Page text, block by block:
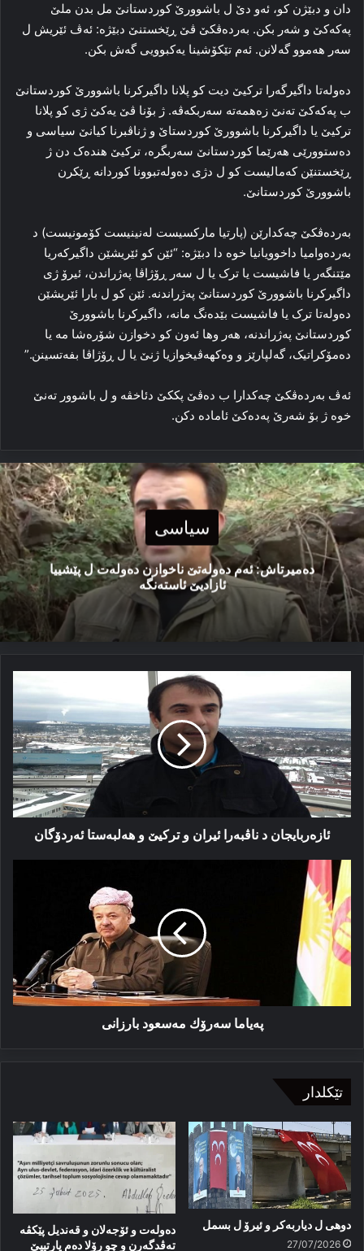
دان و دبێژن کو، ئه‌و دێ ل باشوورێ کوردستانێ مل بدن ملێ
پەکەکێ و شه‌ر بکن. به‌رده‌ڤکێ ڤێ ڕێخستنێ دبێژه‌: ئه‌ڤ ئێریش ل
سه‌ر هه‌موو گه‌لانن. ئه‌م تێکۆشینا یه‌کبوویی گه‌ش بکن.
ده‌وله‌تا داگیرگه‌را تركیێ دیت کو پلانا داگیرکرنا باشوورێ کوردستانێ
ب پەکەکێ ته‌نێ زه‌همه‌ته‌ سەربكەڤە. ژ بۆنا ڤێ یه‌کێ ژی كو پلانا
تركیێ یا داگیركرنا باشوورێ كوردستاێ و ژناڤبرنا كیانێ سیاسی و
دەستوورێی ھەرێما كوردستانێ سەربگرە، تركیێ هنده‌ک دن ژ
ڕێخستنێن که‌مالیست کو ل دژی ده‌وله‌تبوونا کوردانه‌ ڕێکرن
باشوورێ كوردستانێ.
به‌رده‌ڤکێ چه‌کدارێن (پارتیا مارکسیست له‌نینیست کۆمونیست) د
به‌رده‌وامیا داخوویانیا خوه‌ دا دبێژه‌: “ئێن کو ئێریشێن داگیرکه‌ریا
مێتنگه‌ر یا فاشیست یا ترک یا ل سه‌ر ڕۆژاڤا په‌ژراندن، ئیرۆ ژی
داگیرکرنا باشوورێ کوردستانێ په‌ژراندنه‌. ئێن کو ل بارا ئێریشێن
ده‌وله‌تا ترک یا فاشیست بێده‌نگ مانه‌، داگیرکرنا باشوورێ
کوردستانێ په‌ژراندنه‌، هه‌ر وها ئه‌ون کو دخوازن شۆره‌شا‌ مه‌ یا
ده‌مۆکراتیک، گه‌لپارێز و وه‌کهه‌ڤیخوازیا ژنێ یا ل ڕۆژاڤا بفه‌تسینن.”
ئه‌ڤ به‌رده‌ڤکێ چه‌کدارا ب ده‌ڤێ پککێ دئاخڤه‌ و ل باشوور ته‌نێ
خوه‌ ژ بۆ شه‌رێ پەدەکێ ئاماده‌ دکن.
سیاسی
دەمیرتاش: ئەم دەولەتێ ناخوازن دەولەت ل پێشییا
ئازادیێ ئاستەنگە
ئازەربایجان
ناڤبەرا
ئیران
و
ترکیێ
و
هەلبەستا
ئەردۆگان
ئازەربایجان د ناڤبەرا ئیران و ترکیێ و هەلبەستا ئەردۆگان
پەیاما
سەرۆك
مەسعود
بارزانی
پەیاما سەرۆك مەسعود بارزانی
تێکلدار
دوهی ل دیاربەکر و ئیرۆ ل بسمل
27/07/2026
دەولەت و ئۆجەلان و قەندیل پێکڤە
تەڤدگەرن و چو رۆلا دەم پارتییێ